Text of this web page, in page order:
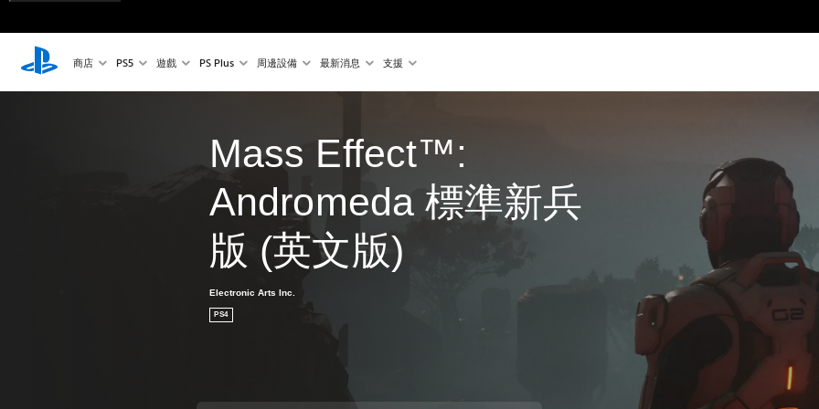
商店 PS5 遊戲 PS Plus 周邊設備 最新消息 支援
Mass Effect™:
Andromeda 標準新兵
版 (英文版)
Electronic Arts Inc.
PS4